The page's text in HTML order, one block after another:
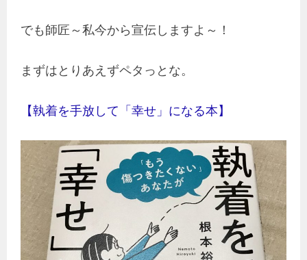
でも師匠～私今から宣伝しますよ～！
まずはとりあえずペタっとな。
【執着を手放して「幸せ」になる本】